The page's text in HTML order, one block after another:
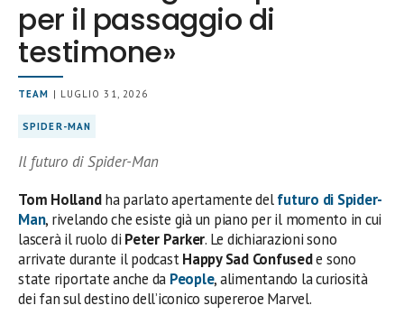
per il passaggio di
testimone»
TEAM | LUGLIO 31, 2026
SPIDER-MAN
Il futuro di Spider-Man
Tom Hollandha parlato apertamente delfuturo di Spider-
Man, rivelando che esiste già un piano per il momento in cui
lascerà il ruolo di Peter Parker. Le dichiarazioni sono
arrivate durante il podcastHappy Sad Confusede sono
state riportate anche da People, alimentando la curiosità
dei fan sul destino dell’iconico supereroe Marvel.